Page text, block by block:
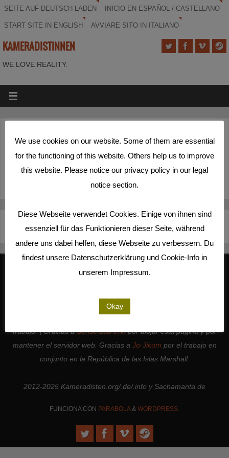
SEITE AUF DEUTSCH LADEN INICIO EN ESPAÑOL / CASTELLANO
START SITE IN ENGLISH AVVIARE SITO IN ITALIANO
KAMERADISTINNEN
WE LOVE REALITY.
(Deutsch) Termine & Anmeldungen
Disculpa, pero esta entrada está disponible sólo en Deutschy
English.
Deutsch Español English Italiano
y miembros activos dela cooperativa de medios Seeland
trabajo. | Gracias aSense.Lab e.V.por alojar esta página y por
mantener el servidor web. Gracias a Jo-Jikum por el trabajo en
conjunto en la República de las Islas Marshall.
2012-2025 Kameradisten.org/.de/.info y Sachamanta.de
FUNCIONA CON PARABOLA& WORDPRESS.
We use cookies on our website. Some of them are essential
for the functioning of this website. Others help us to improve
this website. Please notice our privacy policy in our legal
notice section.
Diese Webseite verwendet Cookies. Einige von ihnen sind
essenziell für das Funktionieren dieser Seite, während
andere uns dabei helfen, diese Webseite zu verbessern. Du
findest unsere Datenschutzerklärung und Cookie-Info in
unserem Impressum.
Okay